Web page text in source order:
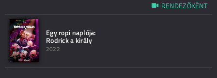
RENDEZŐKÉNT
Egy ropi naplója:
Rodrick a király
2022